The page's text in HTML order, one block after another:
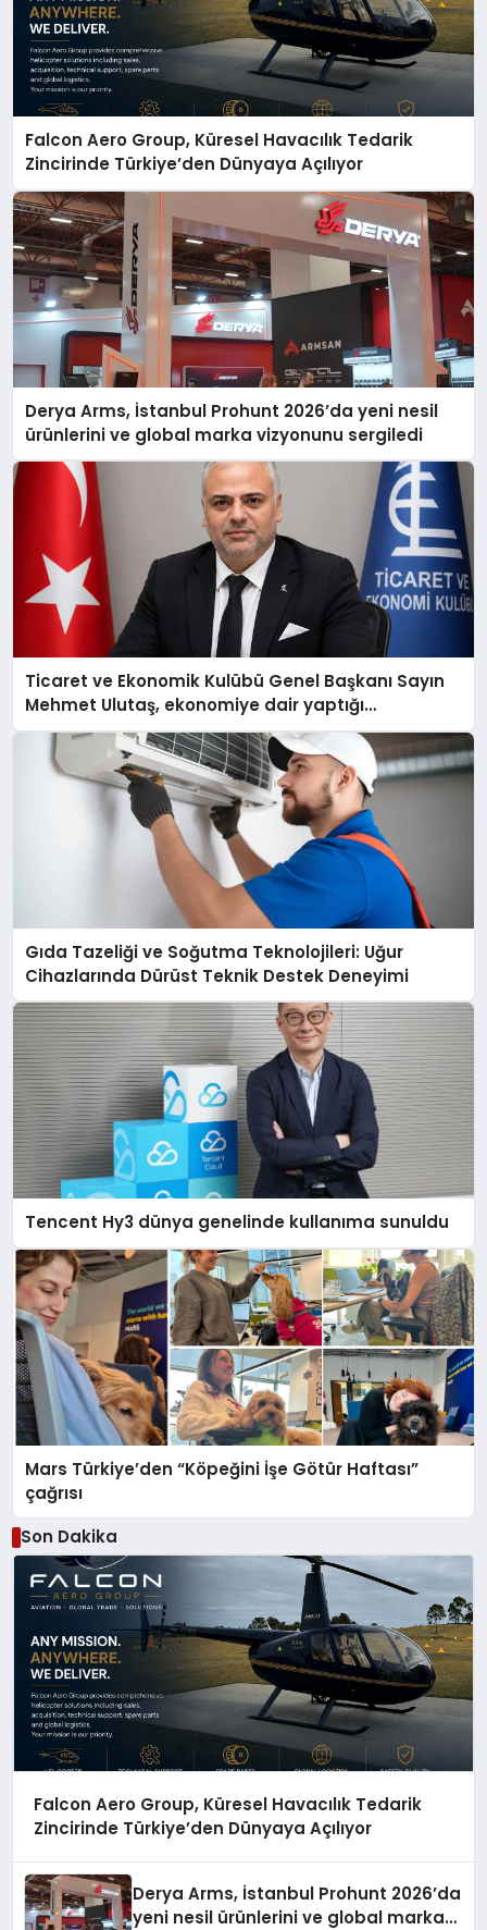
Falcon Aero Group, Küresel Havacılık Tedarik
Zincirinde Türkiye’den Dünyaya Açılıyor
Derya Arms, İstanbul Prohunt 2026’da yeni nesil
ürünlerini ve global marka vizyonunu sergiledi
Ticaret ve Ekonomik Kulübü Genel Başkanı Sayın
Mehmet Ulutaş, ekonomiye dair yaptığı
açıklamada şunları kaydetti:
Gıda Tazeliği ve Soğutma Teknolojileri: Uğur
Cihazlarında Dürüst Teknik Destek Deneyimi
Tencent Hy3 dünya genelinde kullanıma sunuldu
Mars Türkiye’den “Köpeğini İşe Götür Haftası”
çağrısı
Son Dakika
Falcon Aero Group, Küresel Havacılık Tedarik
Zincirinde Türkiye’den Dünyaya Açılıyor
Derya Arms, İstanbul Prohunt 2026’da
yeni nesil ürünlerini ve global marka